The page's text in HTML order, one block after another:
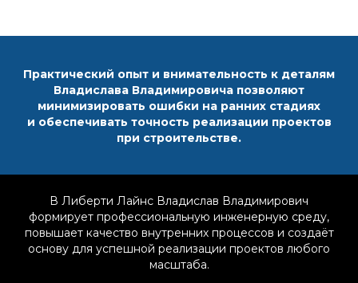
Практический опыт и внимательность к деталям
Владислава Владимировича позволяют
минимизировать ошибки на ранних стадиях
и обеспечивать точность реализации проектов
при строительстве.
В Либерти Лайнс Владислав Владимирович
формирует профессиональную инженерную среду,
повышает качество внутренних процессов и создаёт
основу для успешной реализации проектов любого
масштаба.